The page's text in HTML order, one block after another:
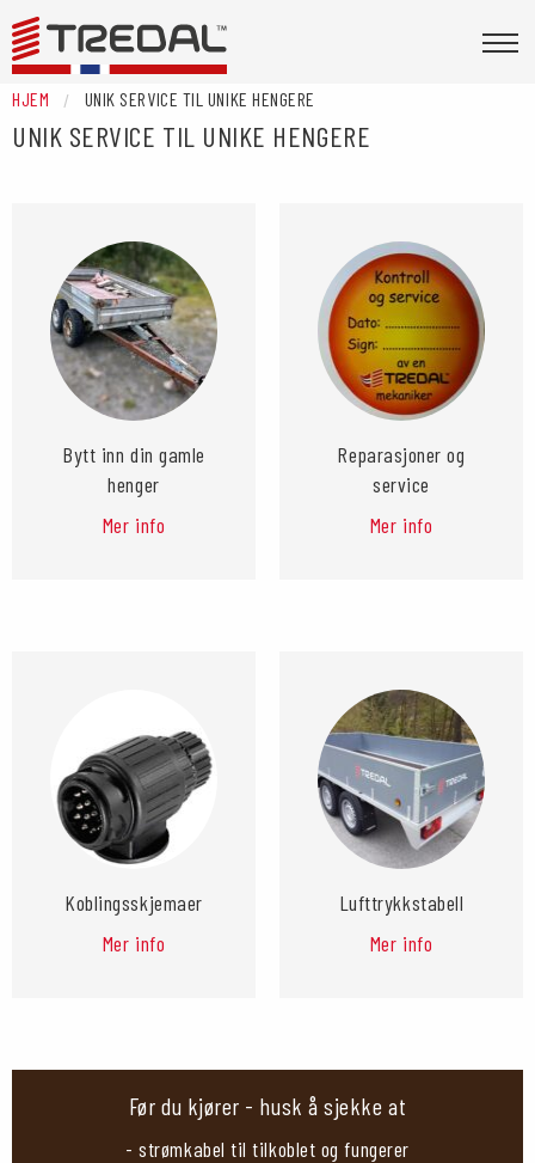
HJEM UNIK SERVICE TIL UNIKE HENGERE
UNIK SERVICE TIL UNIKE HENGERE
Bytt inn din gamle
henger
Mer info
Reparasjoner og
service
Mer info
Koblingsskjemaer
Mer info
Lufttrykkstabell
Mer info
Før du kjører - husk å sjekke at
- strømkabel til tilkoblet og fungerer